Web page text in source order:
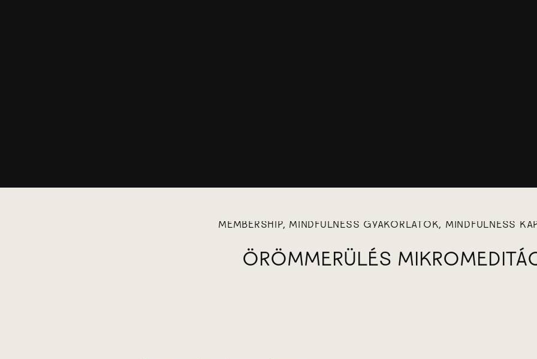
MEMBERSHIP, MINDFULNESS GYAKORLATOK, MINDFULNESS
ÖRÖMMERÜLÉS